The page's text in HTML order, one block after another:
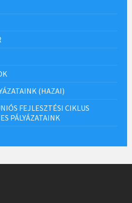
(HAZAI)
FEJLESZTÉSI CIKLUS
PÁLYÁZATAINK